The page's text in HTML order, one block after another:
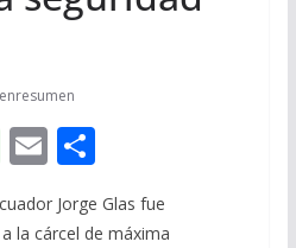
W
at
E
ai
C
o
m
Jorge Glas fue
la cárcel de máxima